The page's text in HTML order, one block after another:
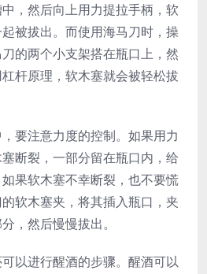
，然后向上用力提拉手柄，软
被拔出。而使用海马刀时，操
的两个小支架搭在瓶口上，然
杆原理，软木塞就会被轻松拔
要注意力度的控制。如果用力
断裂，一部分留在瓶口内，给
果软木塞不幸断裂，也不要慌
软木塞夹，将其插入瓶口，夹
，然后慢慢拔出。
以进行醒酒的步骤。醒酒可以